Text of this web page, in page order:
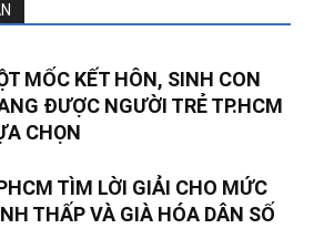
MỐC KẾT HÔN, SINH CON
ĐƯỢC NGƯỜI TRẺ TP.HCM
CHỌN
TÌM LỜI GIẢI CHO MỨC
THẤP VÀ GIÀ HÓA DÂN SỐ